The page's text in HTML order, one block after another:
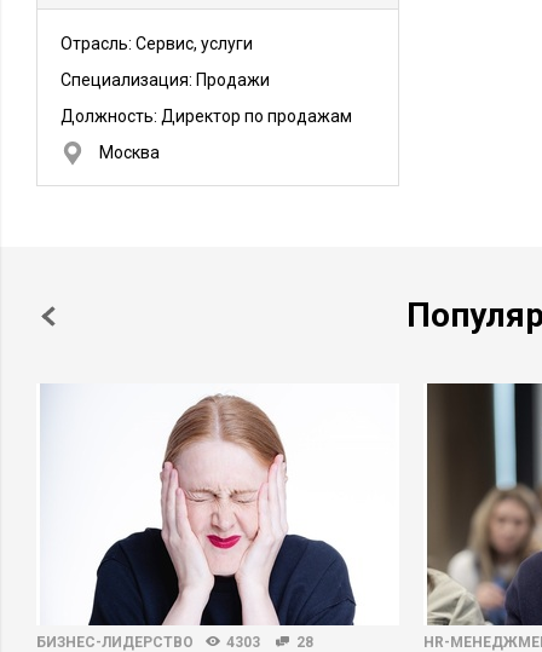
Отрасль: Сервис, услуги
Специализация: Продажи
Должность: Директор по продажам
Москва
БИЗНЕС-ЛИДЕРСТВО 4303 28 HR-